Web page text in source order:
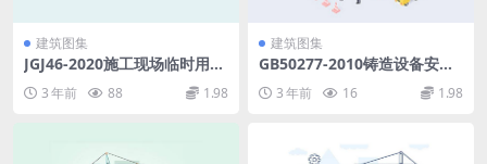
建筑图集
JGJ46-2020施工现场临时用电
3 年前 88 1.98
建筑图集
GB50277-2010铸造设备安装
3 年前 16 1.98